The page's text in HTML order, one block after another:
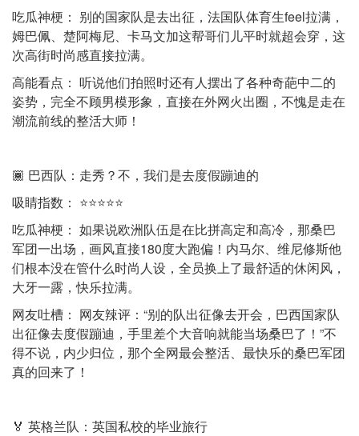
吃瓜神梗： 别的国家队是去出征，法国队体育生feel拉满，
姆巴佩、楚阿梅尼、卡马文加这帮哥们儿平时就超会穿，这
次高街时尚感直接拉满。
高能看点： 听说他们拍照时还有人摆出了各种奇葩中二的
姿势，完全不顾男模形象，直接在外网火出圈，不愧是走在
潮流前线的整活大师！
🏾 巴西队：走秀？不，我们是去度假蹦迪的
吸睛指数： ⭐⭐⭐⭐⭐
吃瓜神梗： 如果说欧洲队伍是在比拼高定和高冷，那桑巴
军团一出场，画风直接180度大跑偏！内马尔、维尼修斯他
们根本没在管什么时尚人设，全员换上了最舒适的休闲风，
大牙一露，快乐拉满。
网友吐槽： 网友辣评：“别的队出征像去开会，巴西国家队
出征像去度假蹦迪，手里差个大音响就能当场桑巴了！”不
得不说，内少归位，那个全网最会整活、最快乐的桑巴军团
真的回来了！
🏅 英格兰队：英国私校的毕业旅行